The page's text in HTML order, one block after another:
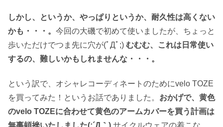
しかし、というか、やっぱりというか、耐久性は高くない
かも・・・。 今回の大磯で初めて使いましたが、ちょっと
歩いただけでつま先に穴が(ﾟДﾟ;) むむむ、これは日常使い
するの、難しいかもしれませんな・・・。
という訳で、オシャレコーディネートのためにvelo TOZE
を買ってみた！というお話でありました。 おかげで、黄色
のvelo TOZEに合わせて黄色のアームカバーを買う計画は
無事頓挫いたしました(;´Д｀) サイクルウェアの着こな